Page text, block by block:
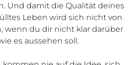
Und damit die Qualität deines
Leben wird sich nicht von
wenn du dir nicht klar darüber
es aussehen soll.